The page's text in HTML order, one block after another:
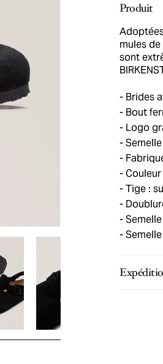
Produit
mules
sont
Brides
Bout
Logo
Tige :